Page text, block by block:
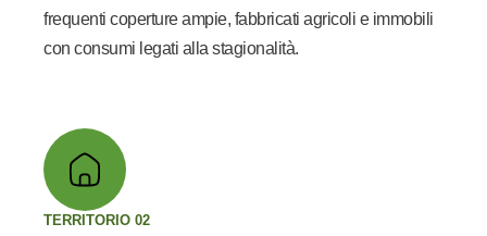
frequenti coperture ampie, fabbricati agricoli e immobili
con consumi legati alla stagionalità.
TERRITORIO 02